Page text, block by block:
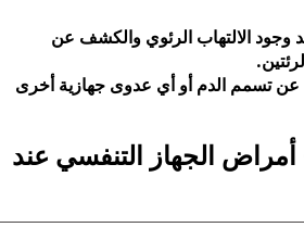
وجود الالتهاب الرئوي والكشف عن
تسمم الدم أو أي عدوى جهازية أخرى
الجهاز التنفسي عند